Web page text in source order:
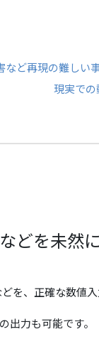
など再現の難しい
現実での
どを未然
を、正確な数値
出力も可能です。